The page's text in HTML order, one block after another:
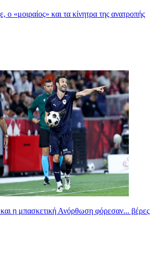
ο «μοιραίος» και τα κίνητρα της ανατροπής
η μπασκετική Ανόρθωση φόρεσαν... βέρες